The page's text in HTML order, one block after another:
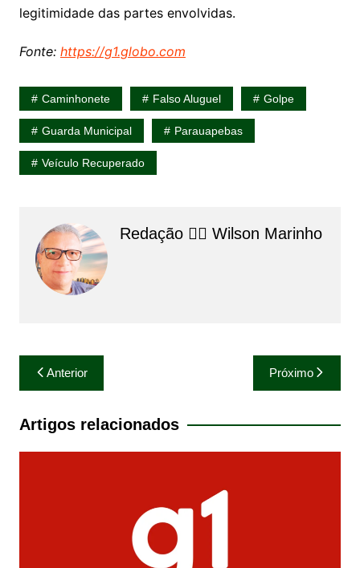
legitimidade das partes envolvidas.
Fonte: https://g1.globo.com
Caminhonete Falso Aluguel Golpe
Guarda Municipal Parauapebas
Veículo Recuperado
Redação 👨‍⚖️​ Wilson Marinho
Navegação
de
Post
Anterior Próximo
Artigos relacionados